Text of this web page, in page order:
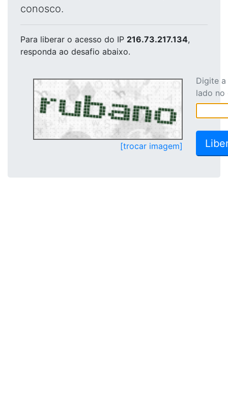
conosco.
Para liberar o acesso do IP 216.73.217.134,
responda ao desafio abaixo.
[trocar imagem]
Digite
lado no